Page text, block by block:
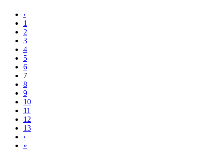
‹
1
2
3
4
5
6
7
8
9
10
11
12
13
›
»